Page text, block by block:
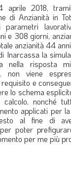
aprile 2018,
di Anzianità in
parametri
e 308 giorni,
anzianità 44
Inarcassa la
nella risposta
non viene
e
lo schema
nonché
applicati per
al fine di
poter
per me più